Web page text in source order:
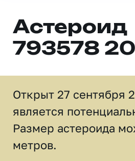
Астероид
793578
Открыт 27 сентября
является
Размер астероида
метров.